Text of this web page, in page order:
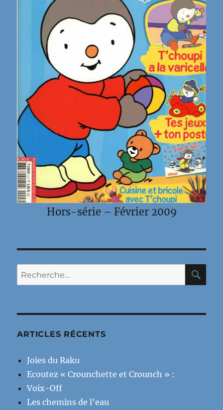
Hors-série – Février 2009
Recherche
pour :
ARTICLES RÉCENTS
Joies du Raku
Ecoutez « Crounchette et Crounch » :
Voix-Off
Les chemins de l’eau